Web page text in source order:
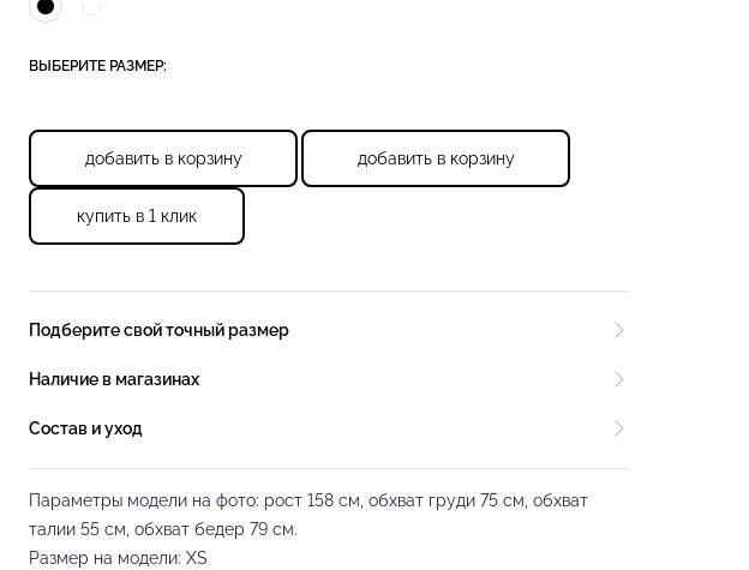
ВЫБЕРИТЕ РАЗМЕР:
добавить в корзину добавить в корзину
купить в 1 клик
Подберите свой точный размер
Наличие в магазинах
Состав и уход
Параметры модели на фото: рост 158 см, обхват груди 75 см, обхват
талии 55 см, обхват бедер 79 см.
Размер на модели: XS